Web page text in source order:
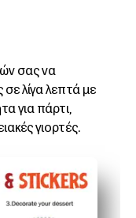
σας να
σε λίγα λεπτά με
για πάρτι,
γιορτές.
σε οδοντογλυφίδες
από παιδιά - τα